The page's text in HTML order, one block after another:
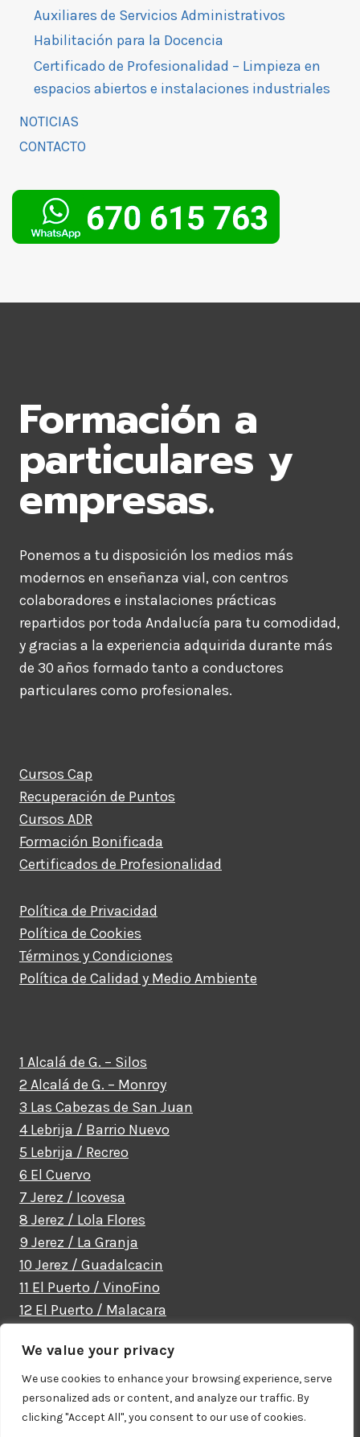
We value your privacy
We use cookies to enhance your browsing experience, serve
personalized ads or content, and analyze our traffic. By
clicking "Accept All", you consent to our use of cookies.
Auxiliares de Servicios Administrativos
Habilitación para la Docencia
Certificado de Profesionalidad – Limpieza en
espacios abiertos e instalaciones industriales
NOTICIAS
CONTACTO
Formación a
particulares y
empresas.
Ponemos a tu disposición los medios más
modernos en enseñanza vial, con centros
colaboradores e instalaciones prácticas
repartidos por toda Andalucía para tu comodidad,
y gracias a la experiencia adquirida durante más
de 30 años formado tanto a conductores
particulares como profesionales.
Cursos Cap
Recuperación de Puntos
Cursos ADR
Formación Bonificada
Certificados de Profesionalidad
Política de Privacidad
Política de Cookies
Términos y Condiciones
Política de Calidad y Medio Ambiente
1 Alcalá de G. – Silos
2 Alcalá de G. – Monroy
3 Las Cabezas de San Juan
4 Lebrija / Barrio Nuevo
5 Lebrija / Recreo
6 El Cuervo
7 Jerez / Icovesa
8 Jerez / Lola Flores
9 Jerez / La Granja
10 Jerez / Guadalcacin
11 El Puerto / VinoFino
12 El Puerto / Malacara
© 2026Diseño Web